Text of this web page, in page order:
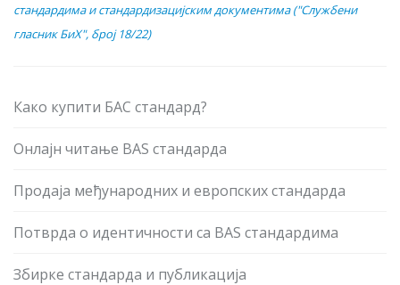
стандардима и стандардизацијским документима ("Службени
гласник БиХ", број 18/22)
Како купити БАС стандард?
Онлајн читање BAS стандарда
Продаја међународних и европских стандарда
Потврда о идентичности са BAS стандардима
Збирке стандарда и публикација